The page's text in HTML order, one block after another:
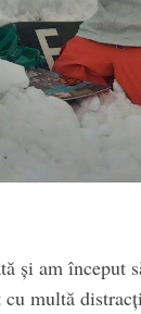
și am început
multă